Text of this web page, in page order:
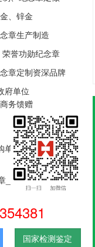
、锌金
章生产制造
誉功勋纪念章
章定制资深品牌
府单位
商务馈赠
单位】
抗击疫情奖章_抗击
国家检测鉴定